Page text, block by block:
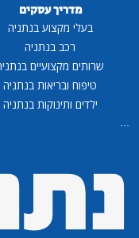
מדריך עסקים
בעלי מקצוע בנתניה
רכב בנתניה
שרותים מקצועיים
טיפוח ובריאות בנתניה
ילדים ותינוקות בנתניה